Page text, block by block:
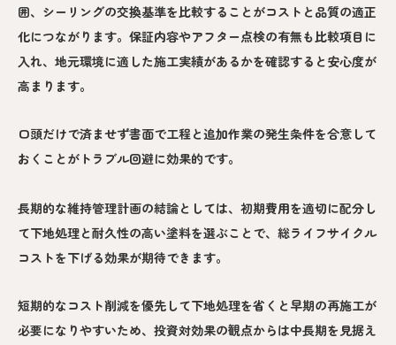
囲、シーリングの交換基準を比較することがコストと品質の適正
化につながります。保証内容やアフター点検の有無も比較項目に
入れ、地元環境に適した施工実績があるかを確認すると安心度が
高まります。
口頭だけで済ませず書面で工程と追加作業の発生条件を合意して
おくことがトラブル回避に効果的です。
長期的な維持管理計画の結論としては、初期費用を適切に配分し
て下地処理と耐久性の高い塗料を選ぶことで、総ライフサイクル
コストを下げる効果が期待できます。
短期的なコスト削減を優先して下地処理を省くと早期の再施工が
必要になりやすいため、投資対効果の観点からは中長期を見据え